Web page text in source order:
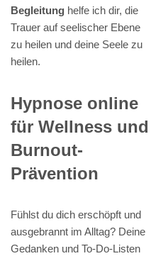
Begleitung helfe ich dir, die
Trauer auf seelischer Ebene
zu heilen und deine Seele zu
heilen.
Hypnose online
für Wellness und
Burnout-
Prävention
Fühlst du dich erschöpft und
ausgebrannt im Alltag? Deine
Gedanken und To-Do-Listen